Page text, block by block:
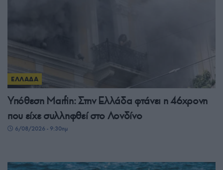
ΕΛΛΑΔΑ
Υπόθεση Μarfin: Στην Ελλάδα φτάνει η 46χρονη
που είχε συλληφθεί στο Λονδίνο
6/08/2026 - 9:30πμ